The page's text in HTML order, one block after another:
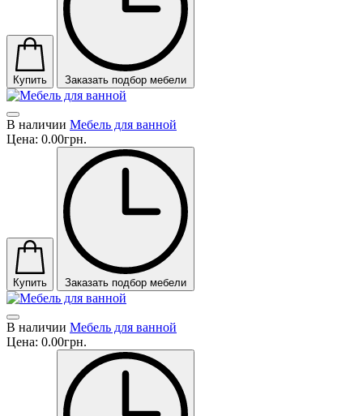
Купить Заказать подбор мебели
В наличии Мебель для ванной
Цена: 0.00грн.
Купить Заказать подбор мебели
В наличии Мебель для ванной
Цена: 0.00грн.